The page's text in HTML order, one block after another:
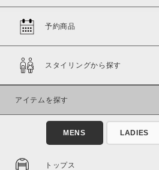
在庫
予約商品
スタイリングから探す
アイテムを探す
MENS LADIES
トップス